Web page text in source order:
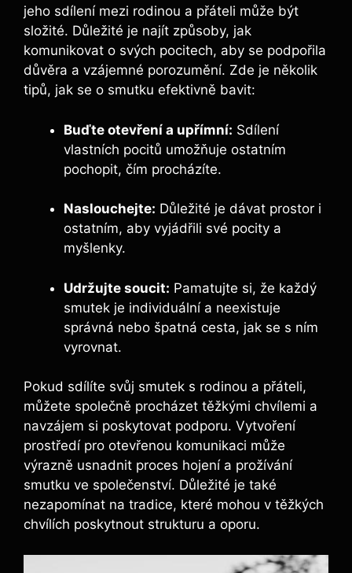
jeho sdílení mezi rodinou a přáteli může být
složité. Důležité je najít způsoby, jak
komunikovat o svých pocitech, aby se podpořila
důvěra a vzájemné porozumění. Zde je několik
tipů, jak se o smutku efektivně bavit:
Buďte otevření a upřímní: Sdílení
vlastních pocitů umožňuje ostatním
pochopit, čím procházíte.
Naslouchejte: Důležité je dávat prostor i
ostatním, aby vyjádřili své pocity a
myšlenky.
Udržujte soucit: Pamatujte si, že každý
smutek je individuální a neexistuje
správná nebo špatná cesta, jak se s ním
vyrovnat.
Pokud sdílíte svůj smutek s rodinou a přáteli,
můžete společně procházet těžkými chvílemi a
navzájem si poskytovat podporu. Vytvoření
prostředí pro otevřenou komunikaci může
výrazně usnadnit proces hojení a prožívání
smutku ve společenství. Důležité je také
nezapomínat na tradice, které mohou v těžkých
chvílích poskytnout strukturu a oporu.